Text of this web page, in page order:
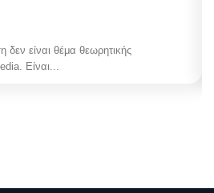
δεν είναι θέμα θεωρητικής
Είναι...